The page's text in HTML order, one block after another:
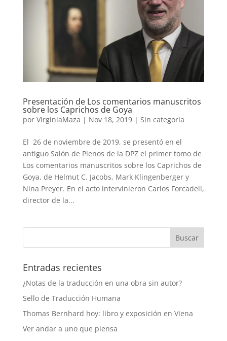
Presentación de Los comentarios manuscritos
sobre los Caprichos de Goya
por VirginiaMaza | Nov 18, 2019| Sin categoría
El 26 de noviembre de 2019, se presentó en el
antiguo Salón de Plenos de la DPZ el primer tomo de
Los comentarios manuscritos sobre los Caprichos de
Goya, de Helmut C. Jacobs, Mark Klingenberger y
Nina Preyer. En el acto intervinieron Carlos Forcadell,
director de la...
Entradas recientes
¿Notas de la traducción en una obra sin autor?
Sello de Traducción Humana
Thomas Bernhard hoy: libro y exposición en Viena
Ver andar a uno que piensa